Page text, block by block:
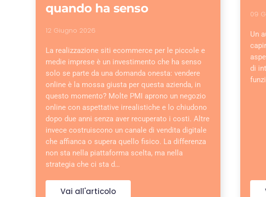
quando ha senso
12 Giugno 2026
La realizzazione siti ecommerce per le piccole e
medie imprese è un investimento che ha senso
solo se parte da una domanda onesta: vendere
online è la mossa giusta per questa azienda, in
questo momento? Molte PMI aprono un negozio
online con aspettative irrealistiche e lo chiudono
dopo due anni senza aver recuperato i costi. Altre
invece costruiscono un canale di vendita digitale
che affianca o supera quello fisico. La differenza
non sta nella piattaforma scelta, ma nella
strategia che ci sta d…
Vai all'articolo
09
Un
di